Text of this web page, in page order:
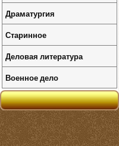
Драматургия
Старинное
Деловая литература
Военное дело